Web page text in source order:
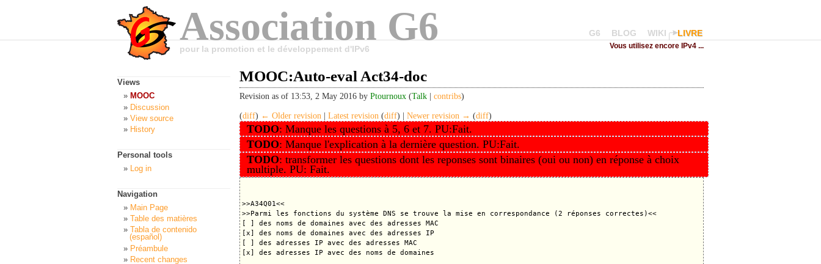
Association G6
pour la promotion et le développement d'IPv6
G6 BLOG WIKI LIVRE
Vous utilisez encore IPv4 ...
MOOC:Auto-eval Act34-doc
Revision as of 13:53, 2 May 2016 by Ptournoux (Talk contribs)
(diff) ← Older revision Latest revision (diff) | Newer revision → (diff)
TODO: Manque les questions à 5, 6 et 7. PU:Fait.
TODO: Manque l'explication à la dernière question. PU:Fait.
TODO: transformer les questions dont les reponses sont binaires (oui ou non) en réponse à choix
multiple. PU: Fait.
>>A34Q01<<
>>Parmi les fonctions du système DNS se trouve la mise en correspondance (2 réponses correctes)<<
[ ] des noms de domaines avec des adresses MAC
[x] des noms de domaines avec des adresses IP
[ ] des adresses IP avec des adresses MAC
[x] des adresses IP avec des noms de domaines
Views
MOOC
Discussion
View source
History
Personal tools
Log in
Navigation
Main Page
Table des matières
Tabla de contenido
(español)
Préambule
Recent changes